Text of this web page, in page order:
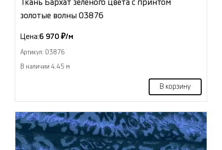
Ткань Бархат зелёного цвета с принтом
золотые волны 03876
Цена:6 970 ₽/м
Артикул: 03876
В наличии 4.45 м
В корзину